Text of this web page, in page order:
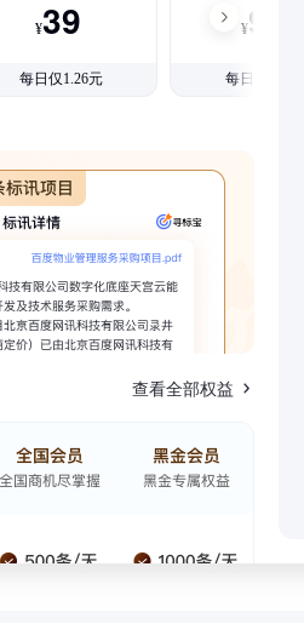
¥39
每日仅1.26元
¥99
每日仅1.08元
查看全部权益